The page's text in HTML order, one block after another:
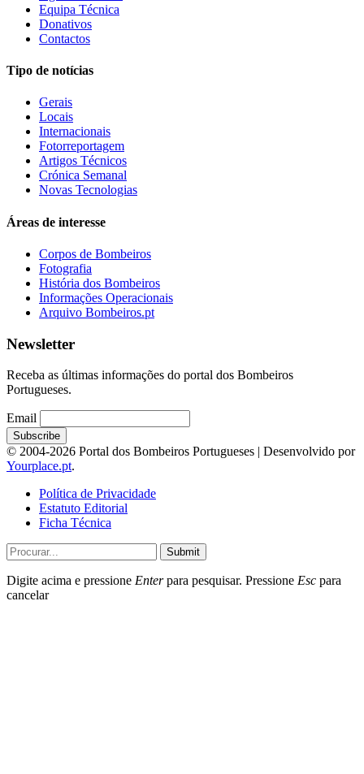
Equipa Técnica
Donativos
Contactos
Tipo de notícias
Gerais
Locais
Internacionais
Fotorreportagem
Artigos Técnicos
Crónica Semanal
Novas Tecnologias
Áreas de interesse
Corpos de Bombeiros
Fotografia
História dos Bombeiros
Informações Operacionais
Arquivo Bombeiros.pt
Newsletter
Receba as últimas informações do portal dos Bombeiros
Portugueses.
Email
© 2004-2026 Portal dos Bombeiros Portugueses | Desenvolvido por
Yourplace.pt.
Política de Privacidade
Estatuto Editorial
Ficha Técnica
Submit
Digite acima e pressione Enterpara pesquisar. Pressione Esc para
cancelar